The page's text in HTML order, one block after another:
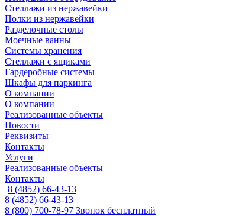
Стеллажи из нержавейки
Полки из нержавейки
Разделочные столы
Моечные ванны
Системы хранения
Стеллажи с ящиками
Гардеробные системы
Шкафы для паркинга
О компании
О компании
Реализованные объекты
Новости
Реквизиты
Контакты
Услуги
Реализованные объекты
Контакты
8 (4852) 66-43-13
8 (4852) 66-43-13
8 (800) 700-78-97 Звонок бесплатный